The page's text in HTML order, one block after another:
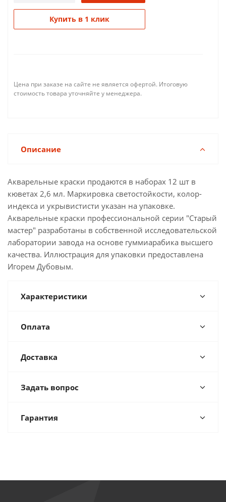
Купить в 1 клик
Цена при заказе на сайте не является офертой. Итоговую
стоимость товара уточняйте у менеджера.
Описание
Акварельные краски продаются в наборах 12 шт в
кюветах 2,6 мл. Маркировка светостойкости, колор-
индекса и укрывистисти указан на упаковке.
Акварельные краски профессиональной серии "Старый
мастер" разработаны в собственной исследовательской
лаборатории завода на основе гуммиарабика высшего
качества. Иллюстрация для упаковки предоставлена
Игорем Дубовым.
Характеристики
Оплата
Доставка
Задать вопрос
Гарантия